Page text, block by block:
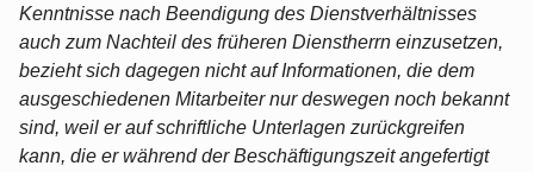
Kenntnisse nach Beendigung des Dienstverhältnisses
auch zum Nachteil des früheren Dienstherrn einzusetzen,
bezieht sich dagegen nicht auf Informationen, die dem
ausgeschiedenen Mitarbeiter nur deswegen noch bekannt
sind, weil er auf schriftliche Unterlagen zurückgreifen
kann, die er während der Beschäftigungszeit angefertigt